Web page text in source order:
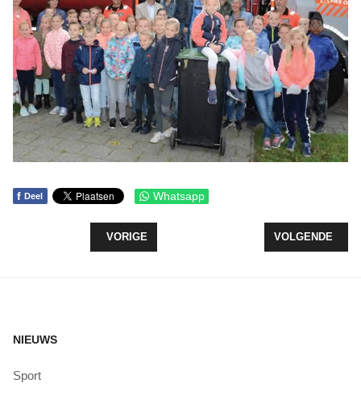
f Deel Whatsapp
VORIG ARTIKEL: CANVA WORKSHOP VOOR
VORIGE VOLGENDE
VOLGENDE
NIEUWS
Sport